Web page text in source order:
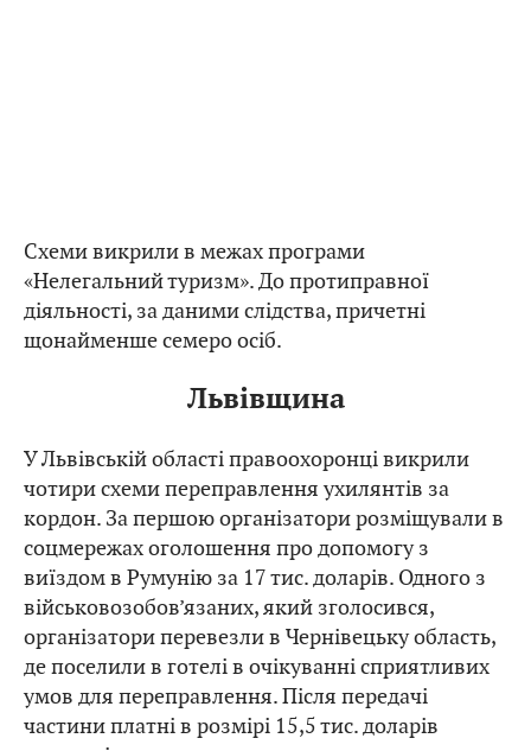
Схеми викрили в межах програми
«Нелегальний туризм». До протиправної
діяльності, за даними слідства, причетні
щонайменше семеро осіб.
Львівщина
У Львівській області правоохоронці викрили
чотири схеми переправлення ухилянтів за
кордон. За першою організатори розміщували в
соцмережах оголошення про допомогу з
виїздом в Румунію за 17 тис. доларів. Одного з
військовозобов’язаних, який зголосився,
організатори перевезли в Чернівецьку область,
де поселили в готелі в очікуванні сприятливих
умов для переправлення. Після передачі
частини платні в розмірі 15,5 тис. доларів